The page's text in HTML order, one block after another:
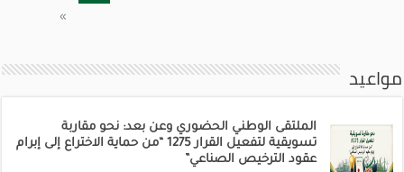
»
مواعيد
الملتقى الوطني الحضوري وعن بعد: نحو مقاربة
تسويقية لتفعيل القرار 1275 “من حماية الاختراع إلى إبرام
عقود الترخيص الصناعي”